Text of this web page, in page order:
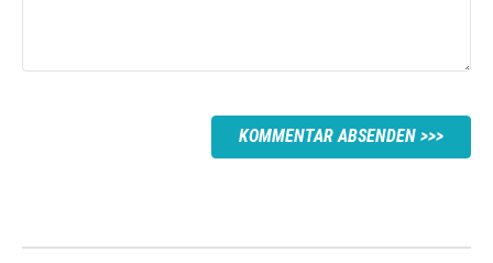
KOMMENTAR ABSENDEN